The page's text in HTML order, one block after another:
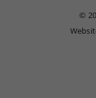
©